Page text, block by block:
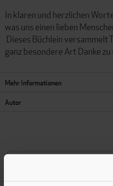
In klaren und herzlichen
was uns einen lieben
Dieses Büchlein versammelt
ganz besondere Art Danke zu
Mehr Informationen
Autor
Presseinformation drucken